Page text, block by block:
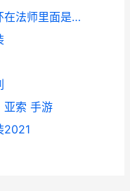
杨玉环法师细节出装策略 杨玉环在法师里面是最强的吗?
亚索 手游
2021